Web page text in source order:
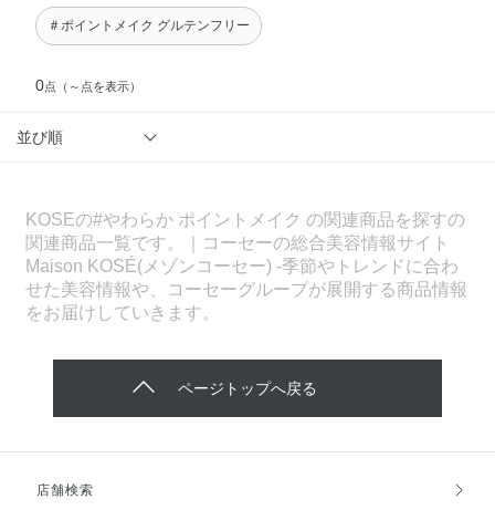
＃ポイントメイク グルテンフリー
0点 （～点を表示）
並び順
KOSEの#やわらか ポイントメイク の関連商品を探すの
関連商品一覧です。｜コーセーの総合美容情報サイト
Maison KOSÉ(メゾンコーセー) -季節やトレンドに合わ
せた美容情報や、コーセーグループが展開する商品情報
をお届けしていきます。
ページトップへ戻る
店舗検索